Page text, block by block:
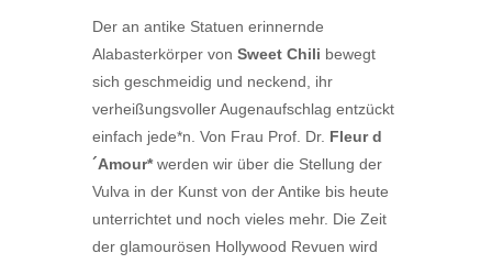
Der an antike Statuen erinnernde
Alabasterkörper von Sweet Chili bewegt
sich geschmeidig und neckend, ihr
verheißungsvoller Augenaufschlag entzückt
einfach jede*n. Von Frau Prof. Dr. Fleur d
´Amour*werden wir über die Stellung der
Vulva in der Kunst von der Antike bis heute
unterrichtet und noch vieles mehr. Die Zeit
der glamourösen Hollywood Revuen wird